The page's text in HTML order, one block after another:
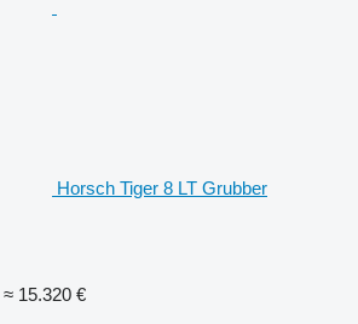
Horsch Tiger 8 LT Grubber
≈ 15.320 €